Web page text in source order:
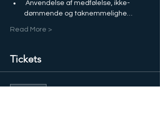
dømmende og taknemmelighe…
Read More >
Tickets